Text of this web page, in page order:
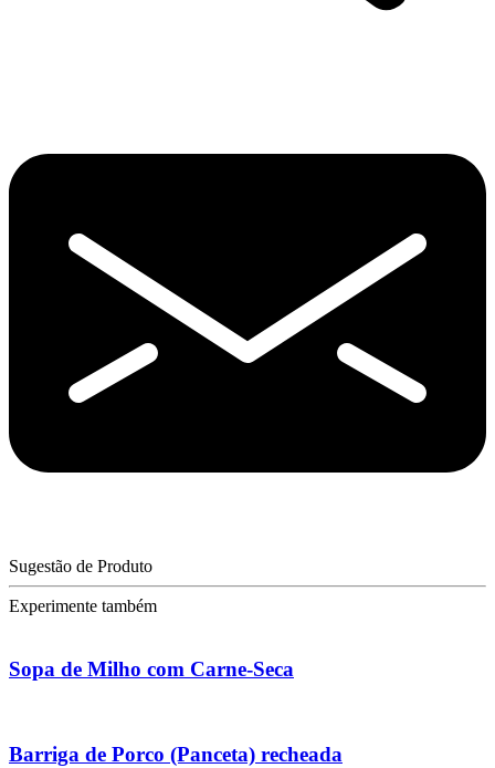
Sugestão de Produto
Experimente também
Sopa de Milho com Carne-Seca
Barriga de Porco (Panceta) recheada